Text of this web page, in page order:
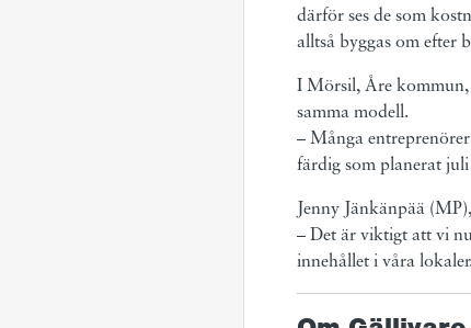
därför ses de som
alltså byggas om efter
I Mörsil, Åre kommun,
samma modell.
– Många
färdig som planerat juli
Jenny Jänkänpää
– Det är viktigt att vi
innehållet i våra